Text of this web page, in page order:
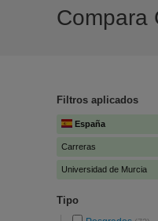
Compara
Filtros aplicados
España
Carreras
Universidad de Murcia
Tipo